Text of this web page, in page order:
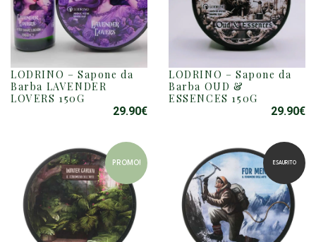
LODRINO – Sapone da
Barba LAVENDER
LOVERS 150G
29.90€
LODRINO – Sapone da
Barba OUD &
ESSENCES 150G
29.90€
PROMO! ESAURITO